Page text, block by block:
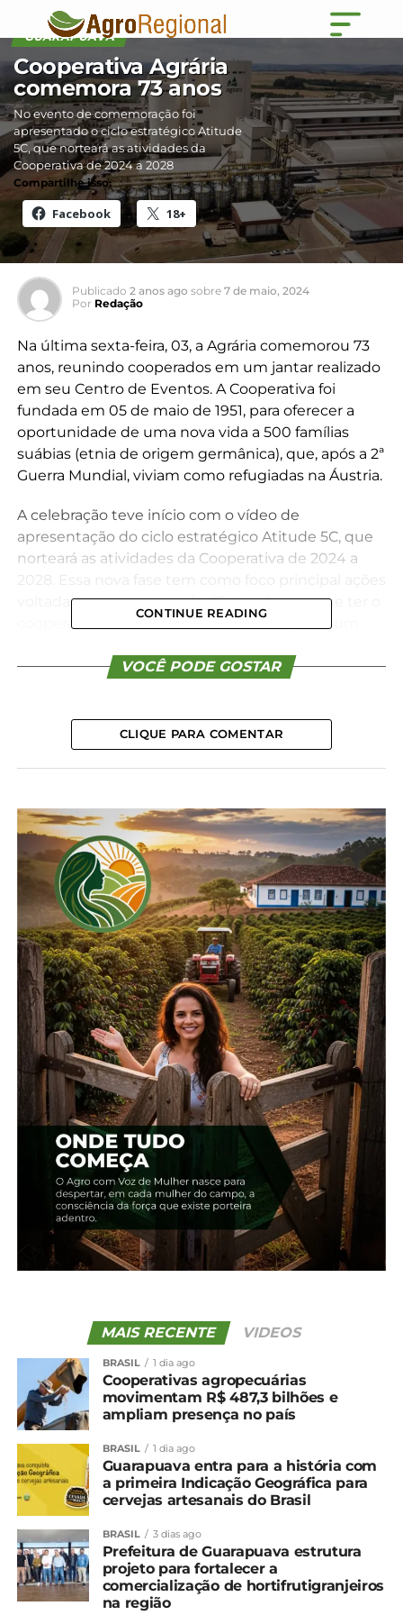
GUARAPUAVA
Cooperativa Agrária
comemora 73 anos
No evento de comemoração foi
apresentado o ciclo estratégico Atitude
5C, que norteará as atividades da
Cooperativa de 2024 a 2028
Compartilhe isso:
Facebook 18+
Publicado 2 anos ago sobre 7 de maio, 2024
Por Redação
Na última sexta-feira, 03, a Agrária comemorou 73
anos, reunindo cooperados em um jantar realizado
em seu Centro de Eventos. A Cooperativa foi
fundada em 05 de maio de 1951, para oferecer a
oportunidade de uma nova vida a 500 famílias
suábias (etnia de origem germânica), que, após a 2ª
Guerra Mundial, viviam como refugiadas na Áustria.
A celebração teve início com o vídeo de
apresentação do ciclo estratégico Atitude 5C, que
norteará as atividades da Cooperativa de 2024 a
voltadas para o cooperado. “Entendemos que ter o
cooperado como centro da nossa atuação é um
prestação de serviços a ele e encontrar formas que
Antes do jantar, como já é tradição nos eventos da
Cooperativa, foi realizada uma benção ecumênica,
conduzida pelo padre Reonaldo Pereira da Cruz,
pároco da Paróquia São Miguel Arcanjo, e pelo
pastor Samuel Leitzke, responsável pela Igreja
luterana no distrito de Entre Rios. Na sequência,
subiu ao palco a banda Die Braububen.
O senhor Martin Duhatschek, pioneiro da
imigração suábia, falou sobre a importância da
Agrária na vida da comunidade local. “A Agrária é
tudo para nós. A gente não imaginava que um dia
ela seria tão grande. Queremos que a nossa
Para encerrar a noite com chave de ouro, os
cooperados foram presentados com o show da
cantora Paula Fernandes. Ganhadora de dois
Grammy Latino, a artista apresentou um repertório
com sucessos da carreira e clássicos da música
sertaneja.
Compartilhe isso:
Facebook 18+
CONTINUE READING
VOCÊ PODE GOSTAR
CLIQUE PARA COMENTAR
MAIS RECENTE VIDEOS
BRASIL 1 dia ago
Cooperativas agropecuárias
movimentam R$ 487,3 bilhões e
ampliam presença no país
BRASIL 1 dia ago
Guarapuava entra para a história com
a primeira Indicação Geográfica para
cervejas artesanais do Brasil
BRASIL 3 dias ago
Prefeitura de Guarapuava estrutura
projeto para fortalecer a
comercialização de hortifrutigranjeiros
na região